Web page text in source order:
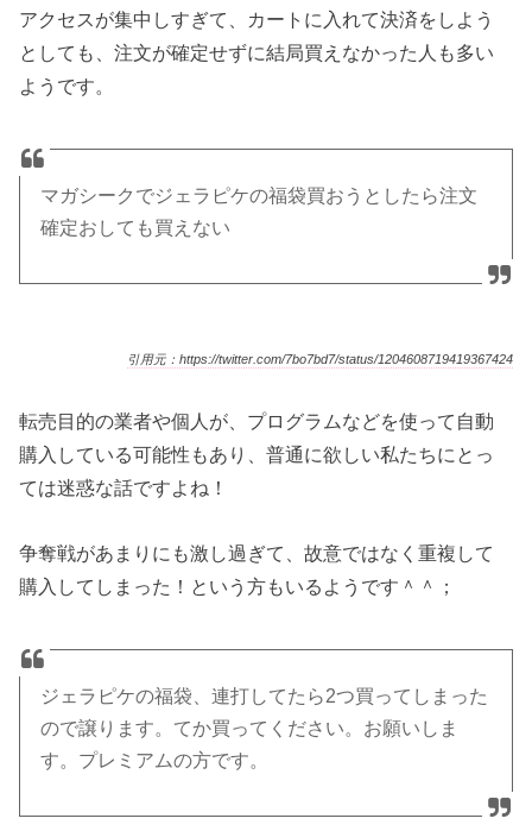
アクセスが集中しすぎて、カートに入れて決済をしよう
としても、注文が確定せずに結局買えなかった人も多い
ようです。
マガシークでジェラピケの福袋買おうとしたら注文
確定おしても買えない
引用元：https://twitter.com/7bo7bd7/status/1204608719419367424
転売目的の業者や個人が、プログラムなどを使って自動
購入している可能性もあり、普通に欲しい私たちにとっ
ては迷惑な話ですよね！
争奪戦があまりにも激し過ぎて、故意ではなく重複して
購入してしまった！という方もいるようです＾＾；
ジェラピケの福袋、連打してたら2つ買ってしまった
ので譲ります。てか買ってください。お願いしま
す。プレミアムの方です。